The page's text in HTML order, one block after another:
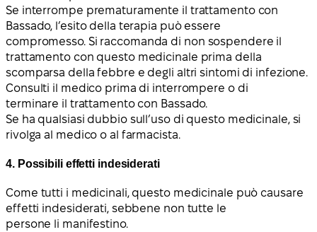
Se interrompe prematuramente il trattamento con
Bassado, l’esito della terapia può essere
compromesso. Si raccomanda di non sospendere il
trattamento con questo medicinale prima della
scomparsa della febbre e degli altri sintomi di infezione.
Consulti il medico prima di interrompere o di
terminare il trattamento con Bassado.
Se ha qualsiasi dubbio sull’uso di questo medicinale, si
rivolga al medico o al farmacista.
4. Possibili effetti indesiderati
Come tutti i medicinali, questo medicinale può causare
effetti indesiderati, sebbene non tutte le
persone li manifestino.